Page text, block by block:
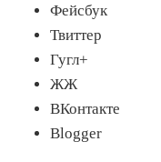
Фейсбук
Твиттер
Гугл+
ЖЖ
ВКонтакте
Blogger